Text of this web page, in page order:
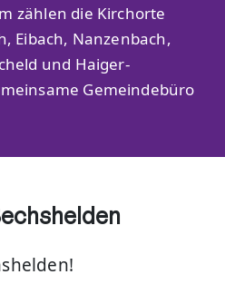
zählen die Kirchorte
Eibach, Nanzenbach,
und Haiger-
Gemeindebüro